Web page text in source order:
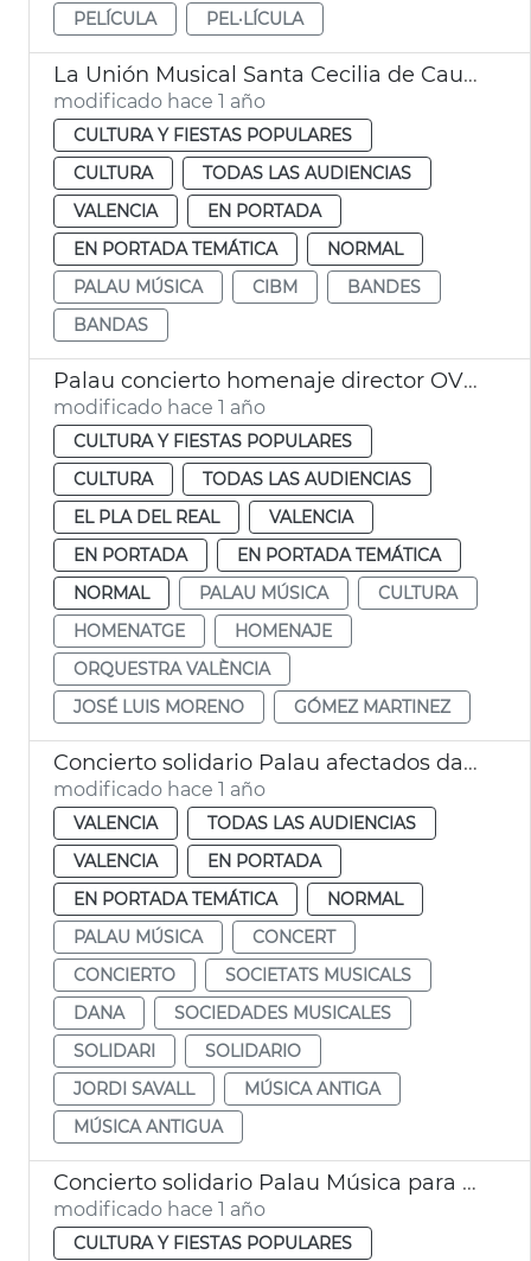
PELÍCULA PEL·LÍCULA
La Unión Musical Santa Cecilia de Caudete, ganadora sección segunda Certamen Internacional Bandas Ciudad de València
modificado hace 1 año
CULTURA Y FIESTAS POPULARES
CULTURA
TODAS LAS AUDIENCIAS
VALENCIA
EN PORTADA
EN PORTADA TEMÁTICA
NORMAL
PALAU MÚSICA
CIBM
BANDES
BANDAS
Palau concierto homenaje director OV Gómez-Martínez
modificado hace 1 año
CULTURA Y FIESTAS POPULARES
CULTURA
TODAS LAS AUDIENCIAS
EL PLA DEL REAL
VALENCIA
EN PORTADA
EN PORTADA TEMÁTICA
NORMAL
PALAU MÚSICA
CULTURA
HOMENATGE
HOMENAJE
ORQUESTRA VALÈNCIA
JOSÉ LUIS MORENO
GÓMEZ MARTINEZ
Concierto solidario Palau afectados dana y sociedades musicales
modificado hace 1 año
VALENCIA
TODAS LAS AUDIENCIAS
VALENCIA
EN PORTADA
EN PORTADA TEMÁTICA
NORMAL
PALAU MÚSICA
CONCERT
CONCIERTO
SOCIETATS MUSICALS
DANA
SOCIEDADES MUSICALES
SOLIDARI
SOLIDARIO
JORDI SAVALL
MÚSICA ANTIGA
MÚSICA ANTIGUA
Concierto solidario Palau Música para sociedades musicales y personas afectadas dana
modificado hace 1 año
CULTURA Y FIESTAS POPULARES